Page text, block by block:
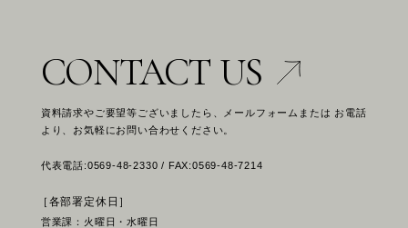
CONTACT US
資料請求やご要望等ございましたら、メールフォームまたは お電話
より、お気軽にお問い合わせください。
代表電話:0569-48-2330 / FAX:0569-48-7214
［各部署定休日］
営業課：火曜日・水曜日